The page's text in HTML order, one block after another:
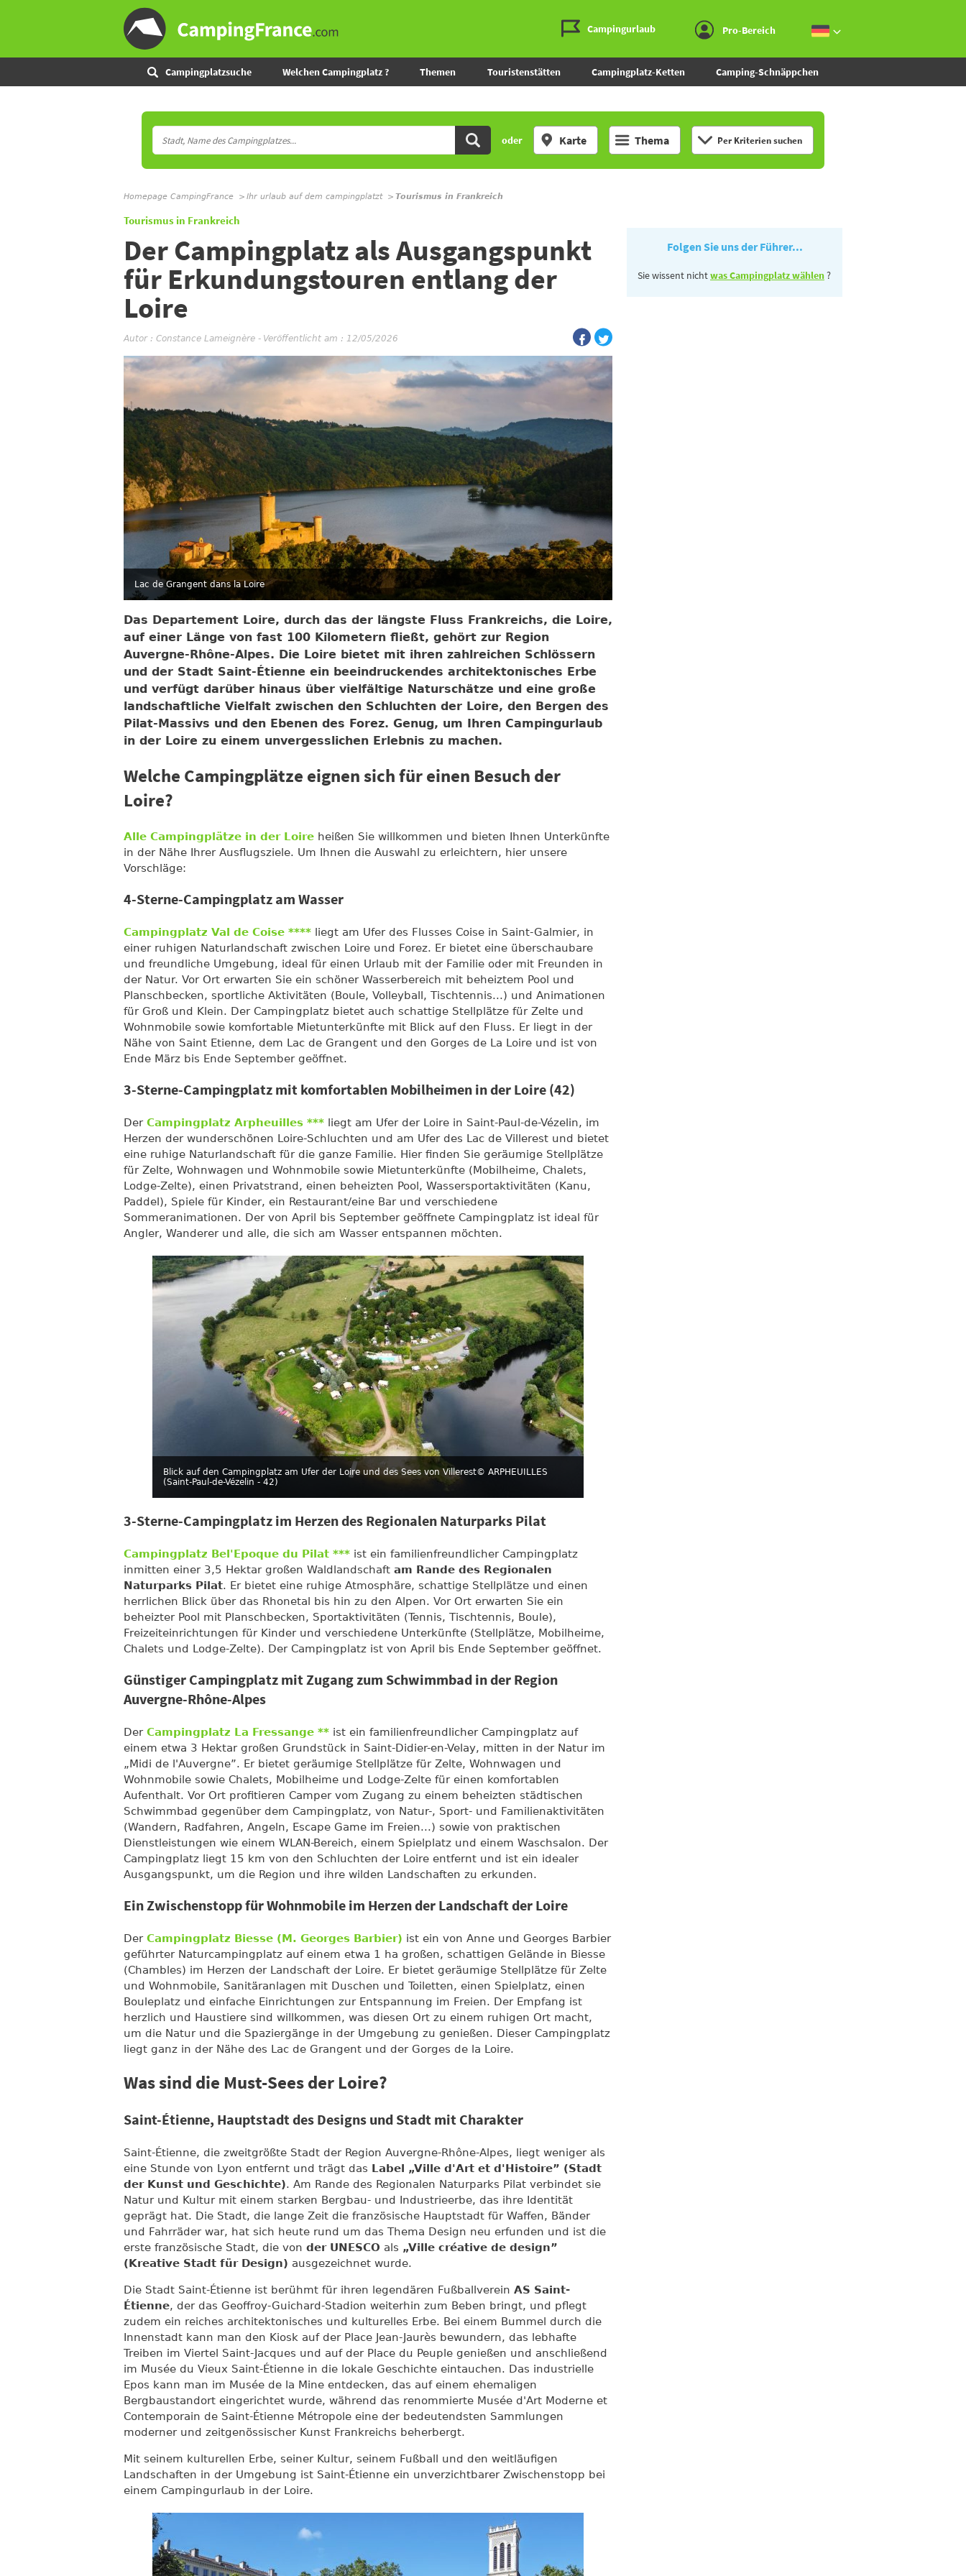
Campingurlaub Pro-Bereich
Campingplatzsuche Welchen Campingplatz ? Themen Touristenstätten Campingplatz-Ketten Camping-Schnäppchen
oder Karte Thema Per Kriterien suchen
Homepage CampingFrance Ihr urlaub auf dem campingplatzt Tourismus in Frankreich
Tourismus in Frankreich
Der Campingplatz als Ausgangspunkt
für Erkundungstouren entlang der
Loire
Autor : Constance Lameignère - Veröffentlicht am : 12/05/2026
Lac de Grangent dans la Loire
Das Departement Loire, durch das der längste Fluss Frankreichs, die Loire,
auf einer Länge von fast 100 Kilometern fließt, gehört zur Region
Auvergne-Rhône-Alpes. Die Loire bietet mit ihren zahlreichen Schlössern
und der Stadt Saint-Étienne ein beeindruckendes architektonisches Erbe
und verfügt darüber hinaus über vielfältige Naturschätze und eine große
landschaftliche Vielfalt zwischen den Schluchten der Loire, den Bergen des
Pilat-Massivs und den Ebenen des Forez. Genug, um Ihren Campingurlaub
in der Loire zu einem unvergesslichen Erlebnis zu machen.
Welche Campingplätze eignen sich für einen Besuch der
Loire?
Alle Campingplätze in der Loire heißen Sie willkommen und bieten Ihnen Unterkünfte
in der Nähe Ihrer Ausflugsziele. Um Ihnen die Auswahl zu erleichtern, hier unsere
Vorschläge:
4-Sterne-Campingplatz am Wasser
Campingplatz Val de Coise **** liegt am Ufer des Flusses Coise in Saint-Galmier, in
einer ruhigen Naturlandschaft zwischen Loire und Forez. Er bietet eine überschaubare
und freundliche Umgebung, ideal für einen Urlaub mit der Familie oder mit Freunden in
der Natur. Vor Ort erwarten Sie ein schöner Wasserbereich mit beheiztem Pool und
Planschbecken, sportliche Aktivitäten (Boule, Volleyball, Tischtennis...) und Animationen
für Groß und Klein. Der Campingplatz bietet auch schattige Stellplätze für Zelte und
Wohnmobile sowie komfortable Mietunterkünfte mit Blick auf den Fluss. Er liegt in der
Nähe von Saint Etienne, dem Lac de Grangent und den Gorges de La Loire und ist von
Ende März bis Ende September geöffnet.
3-Sterne-Campingplatz mit komfortablen Mobilheimen in der Loire (42)
Der Campingplatz Arpheuilles *** liegt am Ufer der Loire in Saint-Paul-de-Vézelin, im
Herzen der wunderschönen Loire-Schluchten und am Ufer des Lac de Villerest und bietet
eine ruhige Naturlandschaft für die ganze Familie. Hier finden Sie geräumige Stellplätze
für Zelte, Wohnwagen und Wohnmobile sowie Mietunterkünfte (Mobilheime, Chalets,
Lodge-Zelte), einen Privatstrand, einen beheizten Pool, Wassersportaktivitäten (Kanu,
Paddel), Spiele für Kinder, ein Restaurant/eine Bar und verschiedene
Sommeranimationen. Der von April bis September geöffnete Campingplatz ist ideal für
Angler, Wanderer und alle, die sich am Wasser entspannen möchten.
Blick auf den Campingplatz am Ufer der Loire und des Sees von Villerest© ARPHEUILLES
(Saint-Paul-de-Vézelin - 42)
3-Sterne-Campingplatz im Herzen des Regionalen Naturparks Pilat
Campingplatz Bel'Epoque du Pilat *** ist ein familienfreundlicher Campingplatz
inmitten einer 3,5 Hektar großen Waldlandschaft am Rande des Regionalen
Naturparks Pilat. Er bietet eine ruhige Atmosphäre, schattige Stellplätze und einen
herrlichen Blick über das Rhonetal bis hin zu den Alpen. Vor Ort erwarten Sie ein
beheizter Pool mit Planschbecken, Sportaktivitäten (Tennis, Tischtennis, Boule),
Freizeiteinrichtungen für Kinder und verschiedene Unterkünfte (Stellplätze, Mobilheime,
Chalets und Lodge-Zelte). Der Campingplatz ist von April bis Ende September geöffnet.
Günstiger Campingplatz mit Zugang zum Schwimmbad in der Region
Auvergne-Rhône-Alpes
Der Campingplatz La Fressange ** ist ein familienfreundlicher Campingplatz auf
einem etwa 3 Hektar großen Grundstück in Saint-Didier-en-Velay, mitten in der Natur im
„Midi de l'Auvergne”. Er bietet geräumige Stellplätze für Zelte, Wohnwagen und
Wohnmobile sowie Chalets, Mobilheime und Lodge-Zelte für einen komfortablen
Aufenthalt. Vor Ort profitieren Camper vom Zugang zu einem beheizten städtischen
Schwimmbad gegenüber dem Campingplatz, von Natur-, Sport- und Familienaktivitäten
(Wandern, Radfahren, Angeln, Escape Game im Freien...) sowie von praktischen
Dienstleistungen wie einem WLAN-Bereich, einem Spielplatz und einem Waschsalon. Der
Campingplatz liegt 15 km von den Schluchten der Loire entfernt und ist ein idealer
Ausgangspunkt, um die Region und ihre wilden Landschaften zu erkunden.
Ein Zwischenstopp für Wohnmobile im Herzen der Landschaft der Loire
Der Campingplatz Biesse (M. Georges Barbier) ist ein von Anne und Georges Barbier
geführter Naturcampingplatz auf einem etwa 1 ha großen, schattigen Gelände in Biesse
(Chambles) im Herzen der Landschaft der Loire. Er bietet geräumige Stellplätze für Zelte
und Wohnmobile, Sanitäranlagen mit Duschen und Toiletten, einen Spielplatz, einen
Bouleplatz und einfache Einrichtungen zur Entspannung im Freien. Der Empfang ist
herzlich und Haustiere sind willkommen, was diesen Ort zu einem ruhigen Ort macht,
um die Natur und die Spaziergänge in der Umgebung zu genießen. Dieser Campingplatz
liegt ganz in der Nähe des Lac de Grangent und der Gorges de la Loire.
Was sind die Must-Sees der Loire?
Saint-Étienne, Hauptstadt des Designs und Stadt mit Charakter
Saint-Étienne, die zweitgrößte Stadt der Region Auvergne-Rhône-Alpes, liegt weniger als
eine Stunde von Lyon entfernt und trägt das Label „Ville d'Art et d'Histoire” (Stadt
der Kunst und Geschichte). Am Rande des Regionalen Naturparks Pilat verbindet sie
Natur und Kultur mit einem starken Bergbau- und Industrieerbe, das ihre Identität
geprägt hat. Die Stadt, die lange Zeit die französische Hauptstadt für Waffen, Bänder
und Fahrräder war, hat sich heute rund um das Thema Design neu erfunden und ist die
erste französische Stadt, die von der UNESCO als „Ville créative de design”
(Kreative Stadt für Design) ausgezeichnet wurde.
Die Stadt Saint-Étienne ist berühmt für ihren legendären Fußballverein AS Saint-
Étienne, der das Geoffroy-Guichard-Stadion weiterhin zum Beben bringt, und pflegt
zudem ein reiches architektonisches und kulturelles Erbe. Bei einem Bummel durch die
Innenstadt kann man den Kiosk auf der Place Jean-Jaurès bewundern, das lebhafte
Treiben im Viertel Saint-Jacques und auf der Place du Peuple genießen und anschließend
im Musée du Vieux Saint-Étienne in die lokale Geschichte eintauchen. Das industrielle
Epos kann man im Musée de la Mine entdecken, das auf einem ehemaligen
Bergbaustandort eingerichtet wurde, während das renommierte Musée d'Art Moderne et
Contemporain de Saint-Étienne Métropole eine der bedeutendsten Sammlungen
moderner und zeitgenössischer Kunst Frankreichs beherbergt.
Mit seinem kulturellen Erbe, seiner Kultur, seinem Fußball und den weitläufigen
Landschaften in der Umgebung ist Saint-Étienne ein unverzichtbarer Zwischenstopp bei
einem Campingurlaub in der Loire.
Folgen Sie uns der Führer...
Sie wissent nichtwas Campingplatz wählen?